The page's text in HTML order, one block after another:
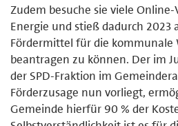
Zudem besuche sie viele
Energie und stieß dadurch 2023
Fördermittel für die kommunale
beantragen zu können. Der im
der SPD-Fraktion im
Förderzusage nun vorliegt,
Gemeinde hierfür 90 % der